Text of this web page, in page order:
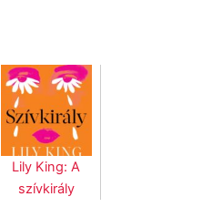
Lily King: A
szívkirály